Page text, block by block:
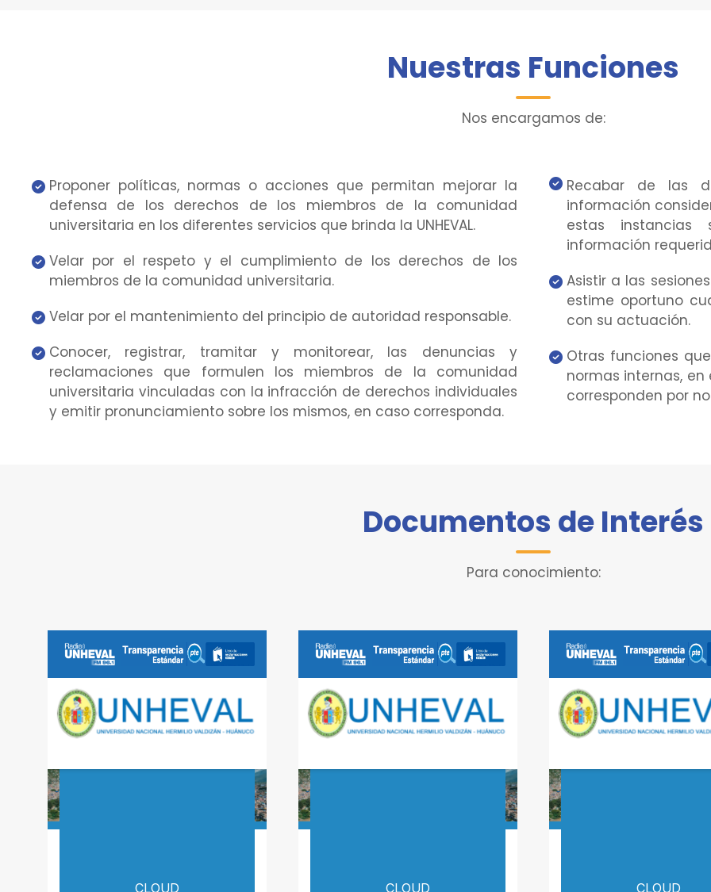
Nuestras Funciones
Nos encargamos de:
Proponer políticas, normas o acciones que permitan mejorar la
defensa de los derechos de los miembros de la comunidad
universitaria en los diferentes servicios que brinda la UNHEVAL.
Velar por el respeto y el cumplimiento de los derechos de los
miembros de la comunidad universitaria.
Velar por el mantenimiento del principio de autoridad responsable.
Conocer, registrar, tramitar y monitorear, las denuncias y
reclamaciones que formulen los miembros de la comunidad
universitaria vinculadas con la infracción de derechos individuales
y emitir pronunciamiento sobre los mismos, en caso corresponda.
Recabar de las
información
estas
información
Asistir a las
estime oportuno
con su actuación.
Otras funciones
normas internas,
corresponden por
Documentos de Interés
Para conocimiento: